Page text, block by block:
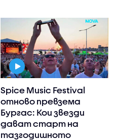
Spice Music Festival
отново превзема
Бургас: Кои звезди
дават старт на
тазгодишното